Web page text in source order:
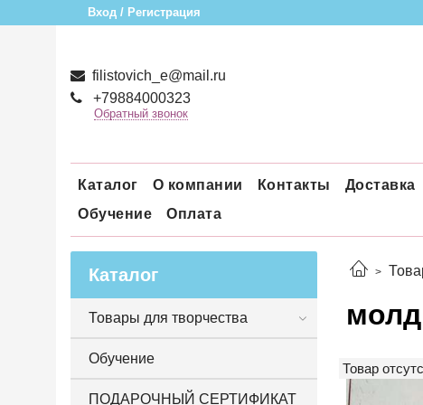
Вход / Регистрация
filistovich_e@mail.ru
+79884000323
Обратный звонок
Каталог О компании Контакты Доставка
Обучение
Оплата
Товар
Каталог
Товары для творчества
Обучение
ПОДАРОЧНЫЙ СЕРТИФИКАТ